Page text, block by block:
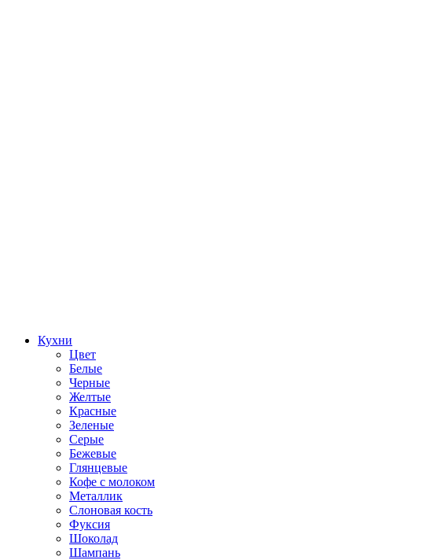
Кухни
Цвет
Белые
Черные
Желтые
Красные
Зеленые
Серые
Бежевые
Глянцевые
Кофе с молоком
Металлик
Слоновая кость
Фуксия
Шоколад
Шампань